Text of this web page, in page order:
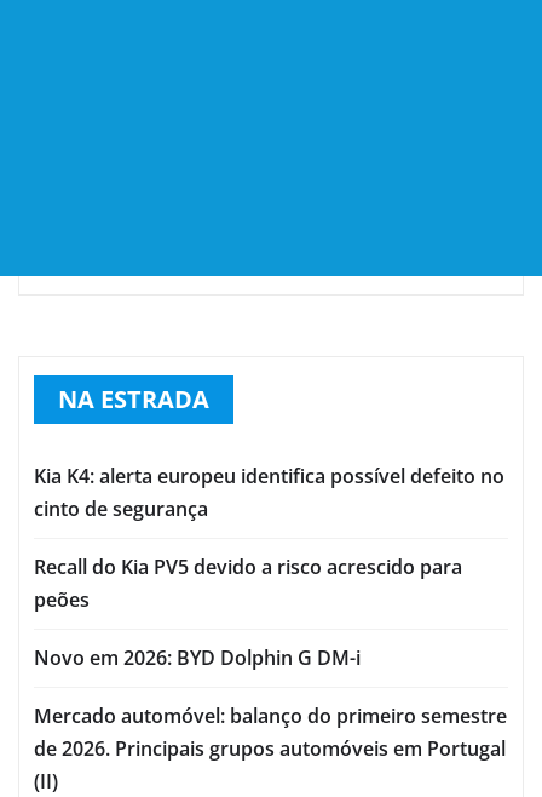
NA ESTRADA
Kia K4: alerta europeu identifica possível defeito no
cinto de segurança
Recall do Kia PV5 devido a risco acrescido para
peões
Novo em 2026: BYD Dolphin G DM-i
Mercado automóvel: balanço do primeiro semestre
de 2026. Principais grupos automóveis em Portugal
(II)